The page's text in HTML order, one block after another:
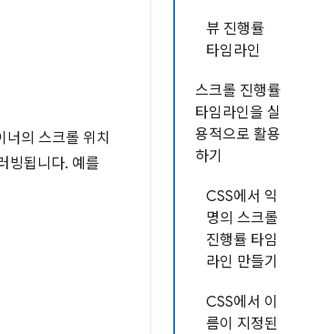
뷰 진행률
타임라인
스크롤 진행률
타임라인을 실
용적으로 활용
하기
CSS에서 익
명의 스크롤
진행률 타임
라인 만들기
CSS에서 이
름이 지정된
의 스크롤 위치
빙됩니다. 예를